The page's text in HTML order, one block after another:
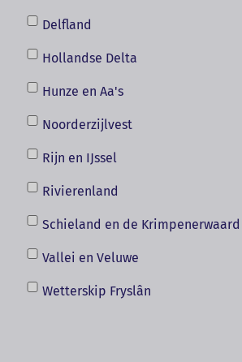
Delfland
Hollandse Delta
Hunze en Aa's
Noorderzijlvest
Rijn en IJssel
Rivierenland
Schieland en de Krimpenerwaard
Vallei en Veluwe
Wetterskip Fryslân